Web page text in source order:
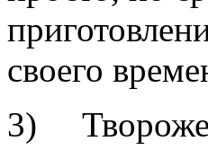
своего
3)